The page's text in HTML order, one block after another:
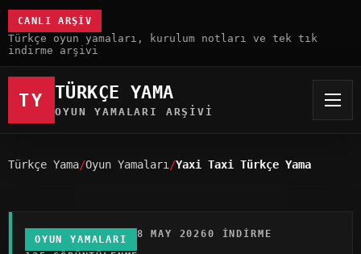
CANLI ARŞIV
Türkçe oyun yamaları, kurulum notları ve tek tık
indirme arşivi
TY TÜRKÇE YAMA
OYUN YAMALARI ARŞIVI
Türkçe Yama Oyun Yamaları Yaxi Taxi Türkçe Yama
OYUN YAMALARI 8 MAY 20260 INDIRME